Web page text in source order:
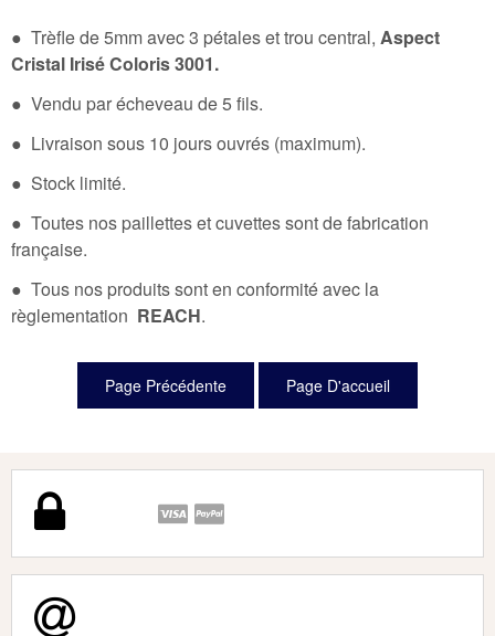
● Trèfle de 5mm avec 3 pétales et trou central, Aspect
Cristal Irisé Coloris 3001.
● Vendu par écheveau de 5 fils.
● Livraison sous 10 jours ouvrés (maximum).
● Stock limité.
● Toutes nos paillettes et cuvettes sont de fabrication
française.
● Tous nos produits sont en conformité avec la
règlementation REACH.